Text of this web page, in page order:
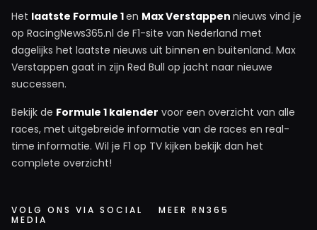
Het laatste Formule 1en Max Verstappen nieuws vind je
op RacingNews365.nl de F1-site van Nederland met
dagelijks het laatste nieuws uit binnen en buitenland. Max
Verstappen gaat in zijn Red Bull op jacht naar nieuwe
successen.
Bekijk de Formule 1 kalender voor een overzicht van alle
races, met uitgebreide informatie van de races en real-
time informatie. Wil je F1 op TV kijken bekijk dan het
complete overzicht!
VOLG ONS VIA SOCIAL
MEDIA
MEER RN365